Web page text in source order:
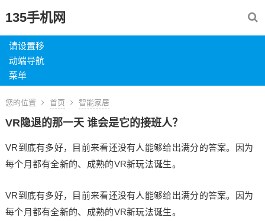
135手机网
请设置移
动端导航
菜单
您的位置 首页 智能家居
VR隐退的那一天 谁会是它的接班人？
VR到底有多好，目前来看还没有人能够给出满分的答案。因为
每个月都有全新的、成熟的VR新玩法诞生。
VR到底有多好，目前来看还没有人能够给出满分的答案。因为
每个月都有全新的、成熟的VR新玩法诞生。